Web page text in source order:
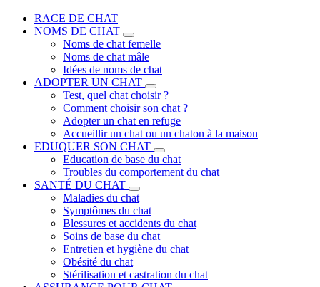
RACE DE CHAT
NOMS DE CHAT
Noms de chat femelle
Noms de chat mâle
Idées de noms de chat
ADOPTER UN CHAT
Test, quel chat choisir ?
Comment choisir son chat ?
Adopter un chat en refuge
Accueillir un chat ou un chaton à la maison
EDUQUER SON CHAT
Education de base du chat
Troubles du comportement du chat
SANTÉ DU CHAT
Maladies du chat
Symptômes du chat
Blessures et accidents du chat
Soins de base du chat
Entretien et hygiène du chat
Obésité du chat
Stérilisation et castration du chat